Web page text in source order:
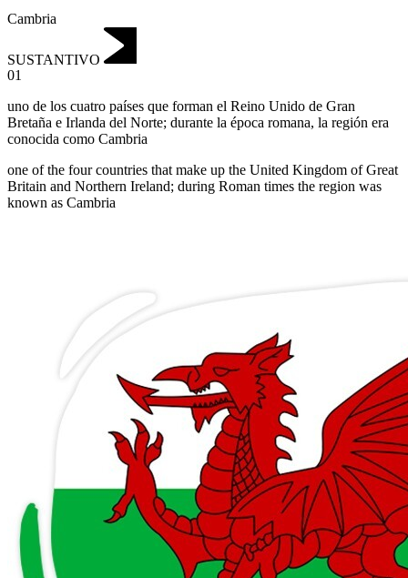
Cambria
SUSTANTIVO
01
uno de los cuatro países que forman el Reino Unido de Gran
Bretaña e Irlanda del Norte; durante la época romana, la región era
conocida como Cambria
one of the four countries that make up the United Kingdom of Great
Britain and Northern Ireland; during Roman times the region was
known as Cambria